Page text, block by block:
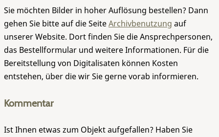
Sie möchten Bilder in hoher Auflösung bestellen? Dann
gehen Sie bitte auf die SeiteArchivbenutzung auf
unserer Website. Dort finden Sie die Ansprechpersonen,
das Bestellformular und weitere Informationen. Für die
Bereitstellung von Digitalisaten können Kosten
entstehen, über die wir Sie gerne vorab informieren.
Kommentar
Ist Ihnen etwas zum Objekt aufgefallen? Haben Sie